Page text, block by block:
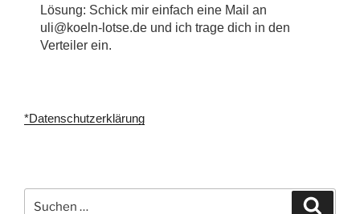
Lösung: Schick mir einfach eine Mail an
uli@koeln-lotse.de und ich trage dich in den
Verteiler ein.
*Datenschutzerklärung